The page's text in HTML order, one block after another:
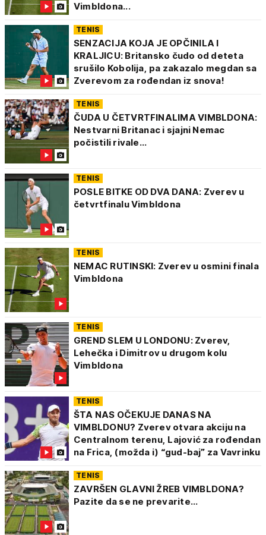
Vimbldona...
TENIS
SENZACIJA KOJA JE OPČINILA I
KRALJICU: Britansko čudo od deteta
srušilo Kobolija, pa zakazalo megdan sa
Zverevom za rođendan iz snova!
TENIS
ČUDA U ČETVRTFINALIMA VIMBLDONA:
Nestvarni Britanac i sjajni Nemac
počistili rivale...
TENIS
POSLE BITKE OD DVA DANA: Zverev u
četvrtfinalu Vimbldona
TENIS
NEMAC RUTINSKI: Zverev u osmini finala
Vimbldona
TENIS
GREND SLEM U LONDONU: Zverev,
Lehečka i Dimitrov u drugom kolu
Vimbldona
TENIS
ŠTA NAS OČEKUJE DANAS NA
VIMBLDONU? Zverev otvara akciju na
Centralnom terenu, Lajović za rođendan
na Frica, (možda i) “gud-baj” za Vavrinku
TENIS
ZAVRŠEN GLAVNI ŽREB VIMBLDONA?
Pazite da se ne prevarite…